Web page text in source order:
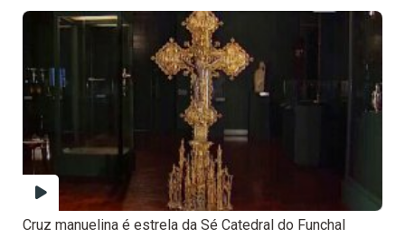
Cruz manuelina é estrela da Sé Catedral do Funchal